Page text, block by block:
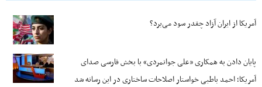
آمریکا از ایران آزاد چقدر سود می‌برد؟
پایان دادن به همکاری «علی جوانمردی» با بخش فارسی صدای
آمریکا؛ احمد باطبی خواستار اصلاحات ساختاری در این رسانه شد